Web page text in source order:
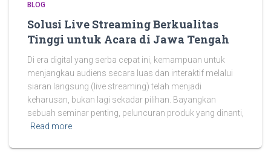
BLOG
Solusi Live Streaming Berkualitas
Tinggi untuk Acara di Jawa Tengah
Di era digital yang serba cepat ini, kemampuan untuk
menjangkau audiens secara luas dan interaktif melalui
siaran langsung (live streaming) telah menjadi
keharusan, bukan lagi sekadar pilihan. Bayangkan
sebuah seminar penting, peluncuran produk yang dinanti,
Read more